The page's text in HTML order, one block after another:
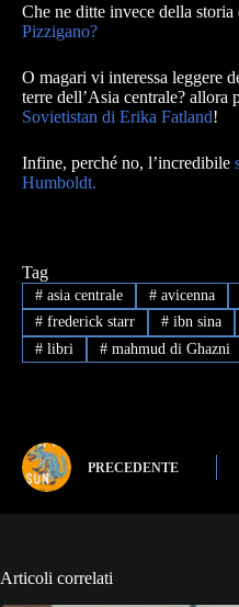
Che ne ditte invece della storia
Pizzigano?
O magari vi interessa leggere
terre dell’Asia centrale? allora
Sovietistan di Erika Fatland!
Infine, perché no, l’incredibile
Humboldt.
Tag
#asia centrale #avicenna
#frederick starr #ibn sina
#libri #mahmud di Ghazni
PRECEDENTE
Articoli correlati